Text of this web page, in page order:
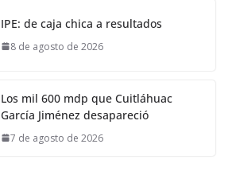
IPE: de caja chica a resultados
8 de agosto de 2026
Los mil 600 mdp que Cuitláhuac
García Jiménez desapareció
7 de agosto de 2026